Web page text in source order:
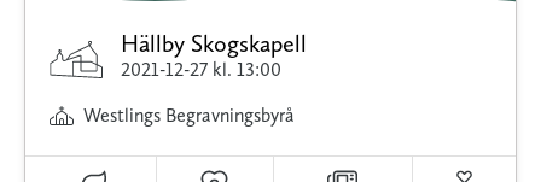
Hällby Skogskapell
2021-12-27 kl. 13:00
Westlings Begravningsbyrå